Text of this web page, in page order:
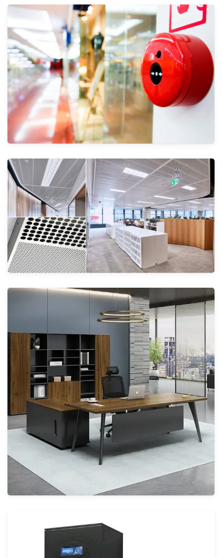
أنظمة حمامات السباحة
الأنظمة
أنظمة مكافحة الحرائق والسلامة
الأنظمة
أرضيات والسقف